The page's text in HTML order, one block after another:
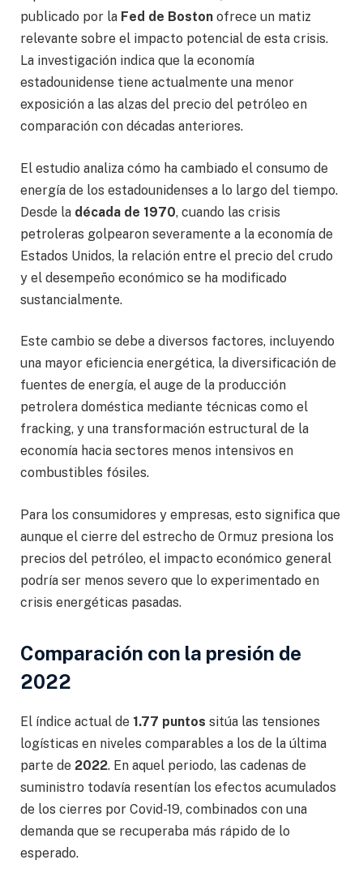
publicado por la Fed de Boston ofrece un matiz
relevante sobre el impacto potencial de esta crisis.
La investigación indica que la economía
estadounidense tiene actualmente una menor
exposición a las alzas del precio del petróleo en
comparación con décadas anteriores.
El estudio analiza cómo ha cambiado el consumo de
energía de los estadounidenses a lo largo del tiempo.
Desde la década de 1970, cuando las crisis
petroleras golpearon severamente a la economía de
Estados Unidos, la relación entre el precio del crudo
y el desempeño económico se ha modificado
sustancialmente.
Este cambio se debe a diversos factores, incluyendo
una mayor eficiencia energética, la diversificación de
fuentes de energía, el auge de la producción
petrolera doméstica mediante técnicas como el
fracking, y una transformación estructural de la
economía hacia sectores menos intensivos en
combustibles fósiles.
Para los consumidores y empresas, esto significa que
aunque el cierre del estrecho de Ormuz presiona los
precios del petróleo, el impacto económico general
podría ser menos severo que lo experimentado en
crisis energéticas pasadas.
Comparación con la presión de
2022
El índice actual de 1.77 puntos sitúa las tensiones
logísticas en niveles comparables a los de la última
parte de 2022. En aquel periodo, las cadenas de
suministro todavía resentían los efectos acumulados
de los cierres por Covid-19, combinados con una
demanda que se recuperaba más rápido de lo
esperado.